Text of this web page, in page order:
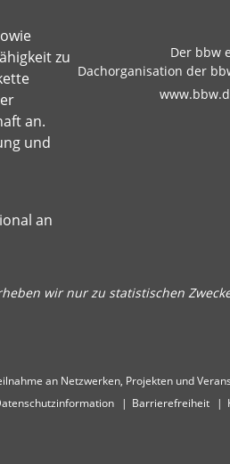
zu
an.
und
an
Der bbw
Dachorganisation der
wir nur zu statistischen
an Netzwerken, Projekten und
Barrierefreiheit